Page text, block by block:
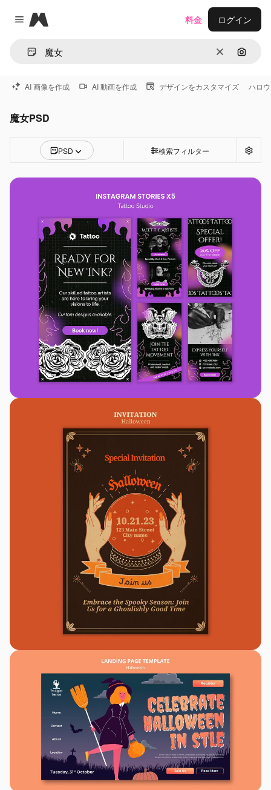
Close menu
Magnific
消去 画像で
料金 ログイン
AI 画像を作成 AI 動画を作成 デザインをカスタマイズ ハロ
魔女PSD
PSD 検索フィルター